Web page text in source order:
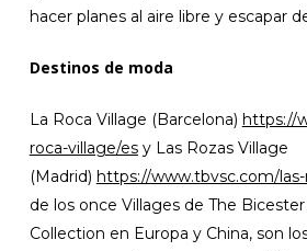
hacer planes al aire libre y escapar
Destinos de moda
La Roca Village (Barcelona) https://
roca-village/esy Las Rozas Village
(Madrid) https://www.tbvsc.com/las-
de los once Villages de The
Collection en Europa y China, son